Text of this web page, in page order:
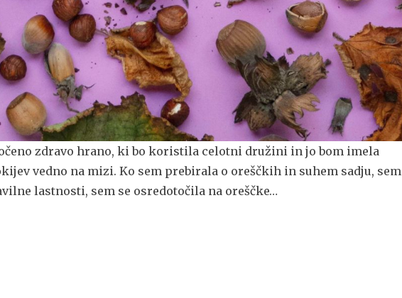
zdravo hrano, ki bo koristila celotni družini in jo bom imela
vedno na mizi. Ko sem prebirala o oreščkih in suhem sadju, sem
lastnosti, sem se osredotočila na oreščke…